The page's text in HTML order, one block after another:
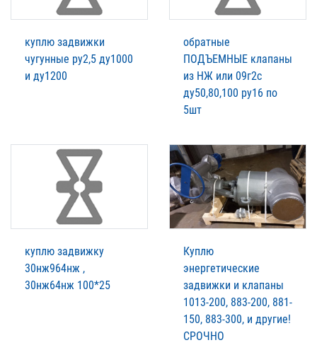
куплю задвижки
чугунные ру2,5 ду1000
и ду1200
обратные
ПОДЪЕМНЫЕ клапаны
из НЖ или 09г2с
ду50,80,100 ру16 по
5шт
куплю задвижку
30нж964нж ,
30нж64нж 100*25
Куплю
энергетические
задвижки и клапаны
1013-200, 883-200, 881-
150, 883-300, и другие!
СРОЧНО